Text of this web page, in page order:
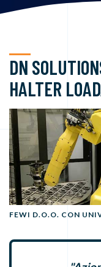
DN
HALTER
FEWI D.O.O. CON